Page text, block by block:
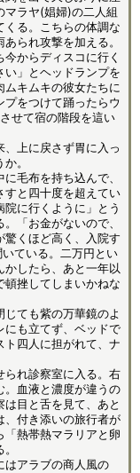
マラヤ(娼婦)の二人組
る。こちらの体調な
られ攻撃を加える。
からディスコに行く
」とヘッドランプを
キムキの彼女たちに
をつけて踊ったらウ
せて宿の階段を這い
上に戻さず胃に入っ
。
毛布を持ち込んで、
すと四十度を超えてい
に行くように」とう
「お金がないので、
くほど高く、入院す
ている。二万円とい
したら、あと一年以
頓挫してしまいかねな
ても紫の万華鏡のよ
にも立てず、ベッドで
四人に担がれて、ナ
れ診察室に入る。右
。血液と濃度が違うの
目と舌を見て、あと
、付き添いの旅行者が
熱帯熱マラリアと卵
アラブの商人風の